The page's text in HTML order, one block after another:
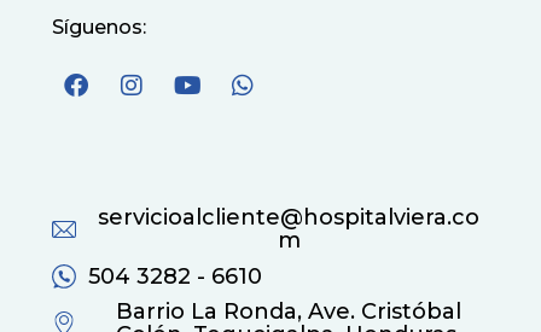
Síguenos:
servicioalcliente@hospitalviera.co
m
504 3282 - 6610
Barrio La Ronda, Ave. Cristóbal